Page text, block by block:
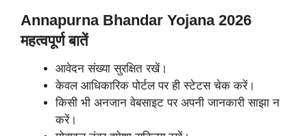
Annapurna Bhandar Yojana 2026
महत्वपूर्ण बातें
आवेदन संख्या सुरक्षित रखें।
केवल आधिकारिक पोर्टल पर ही स्टेटस चेक करें।
किसी भी अनजान वेबसाइट पर अपनी जानकारी साझा न
करें।